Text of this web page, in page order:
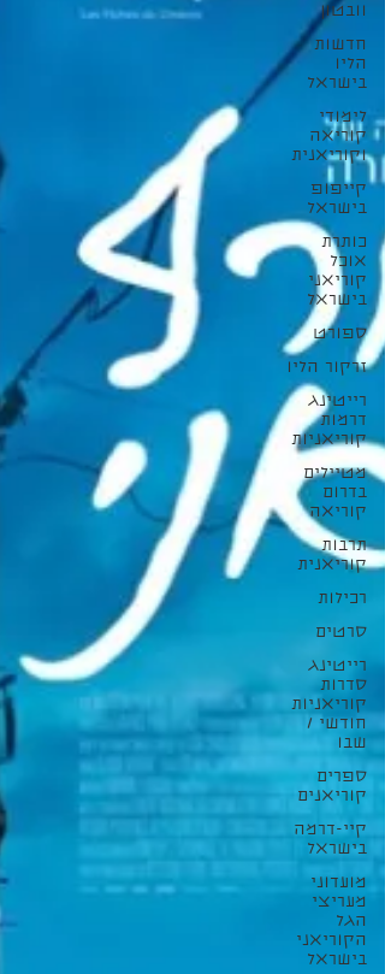
וובטון
חדשות
הליו
בישראל
לימודי
קוריאה
וקוריאנית
קייפופ
בישראל
כותרת
אוכל
קוריאני
בישראל
ספורט
זרקור הליו
רייטינג
דרמות
קוריאניות
מטיילים
בדרום
קוריאה
תרבות
קוריאנית
רכילות
סרטים
רייטינג
סדרות
קוריאניות
חודשי /
שבו
ספרים
קוריאנים
קיי-דרמה
בישראל
מועדוני
מעריצי
הגל
הקוריאני
בישראל